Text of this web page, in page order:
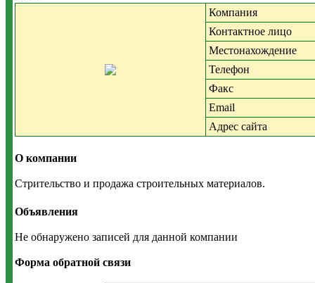
Компания
Контактное лицо
Местонахождение
Телефон
Факс
Email
Адрес сайта
О компании
Стрительство и продажа строительных материалов.
Объявления
Не обнаружено записей для данной компании
Форма обратной связи